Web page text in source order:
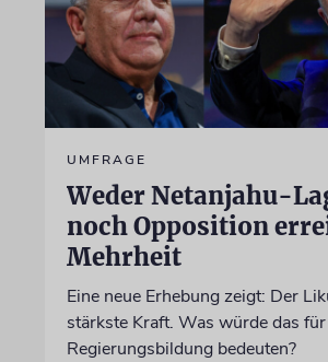
UMFRAGE
Weder Netanjahu-
noch Opposition
Mehrheit
Eine neue Erhebung zeigt: Der
stärkste Kraft. Was würde das
Regierungsbildung bedeuten?